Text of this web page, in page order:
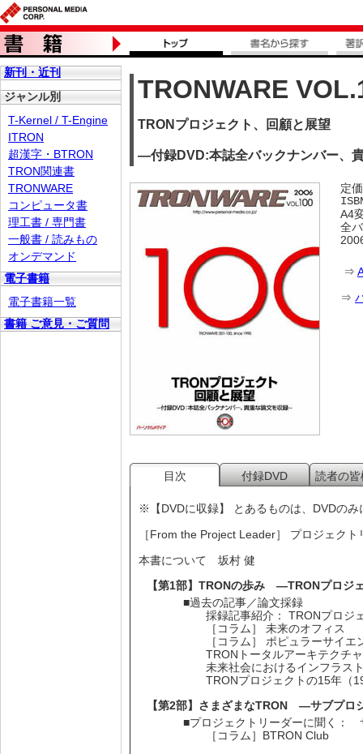
TRONWARE
TRONプロジェクト、回顧と展望
―付録DVD:本誌全バックナンバー、
定
A4
全
⇒
⇒
目次 付録DVD 読者の皆
※【DVDに収録】 とあるものは、DVDのみ
［From the Project Leader］ プロジェクト
本書について 坂村 健
【第1部】TRONの歩み ―TRONプロジ
■過去の記事／論文採録
採録記事紹介： TRONプロジ
［コラム］ 未来のオフィス
［コラム］ ポピュラーサイエ
TRONトータルアーキテクチ
未来社会におけるインフラス
TRONプロジェクトの15年（
【第2部】さまざまなTRON ―サブプロ
■プロジェクトリーダーに聞く：
［コラム］BTRON Club
新刊・近刊
ジャンル別
T-Kernel / T-Engine
ITRON
超漢字・BTRON
TRON関連書
TRONWARE
コンピュータ書
理工書 / 専門書
一般書 / 読みもの
オンデマンド
電子書籍
電子書籍一覧
書籍 ご意見・ご質問